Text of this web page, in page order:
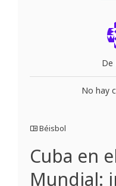
De
No hay
Béisbol
Cuba en
Mundial: